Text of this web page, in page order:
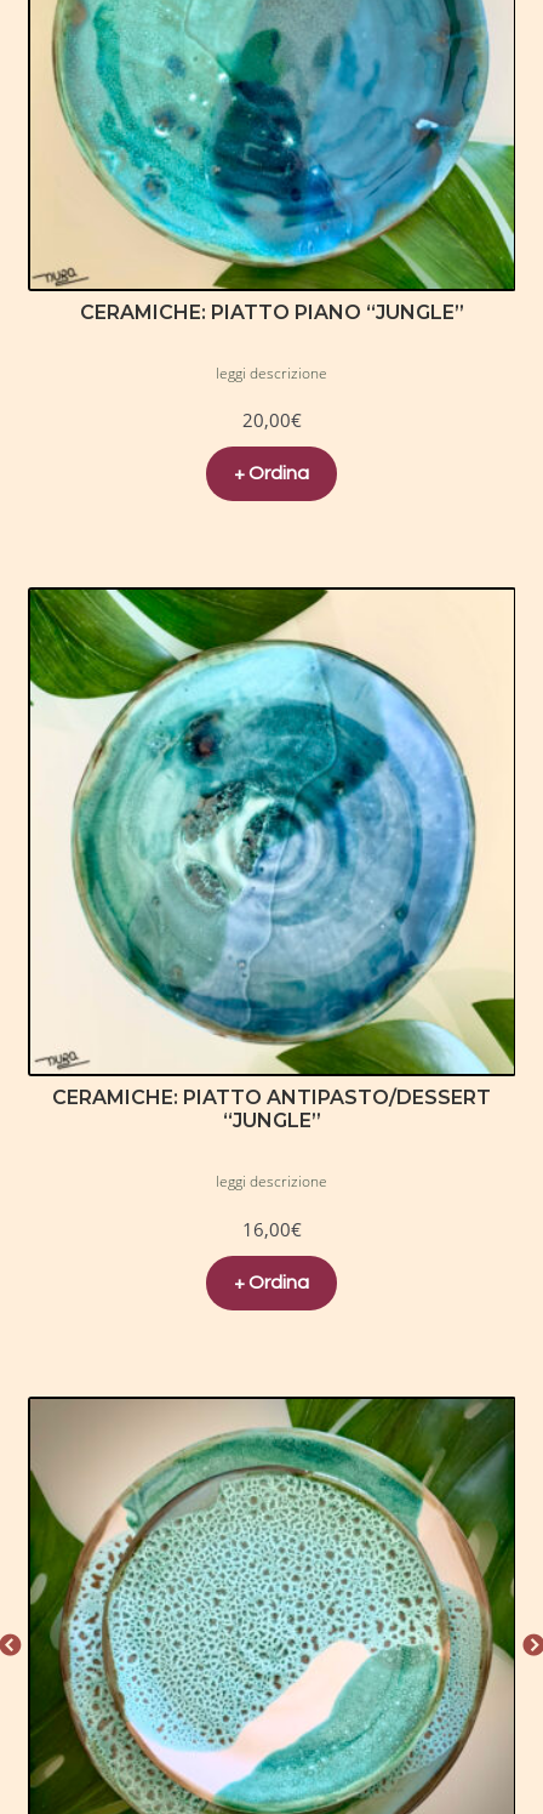
CERAMICHE: PIATTO PIANO “JUNGLE”
leggi descrizione
20,00€
+ Ordina
CERAMICHE: PIATTO ANTIPASTO/DESSERT
“JUNGLE”
leggi descrizione
16,00€
+ Ordina